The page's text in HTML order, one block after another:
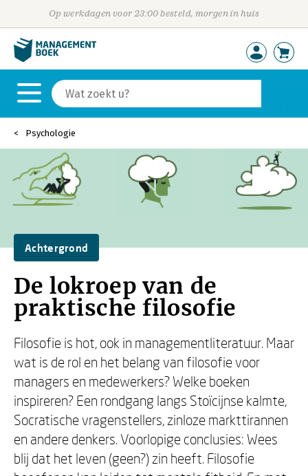
Op werkdagen voor 23:00 besteld, morgen in huis
Psychologie
Achtergrond
De lokroep van de
praktische filosofie
Filosofie is hot, ook in managementliteratuur. Maar
wat is de rol en het belang van filosofie voor
managers en medewerkers? Welke boeken
inspireren? Een rondgang langs Stoïcijnse kalmte,
Socratische vragenstellers, zinloze markttirannen
en andere denkers. Voorlopige conclusies: Wees
blij dat het leven (geen?) zin heeft. Filosofie